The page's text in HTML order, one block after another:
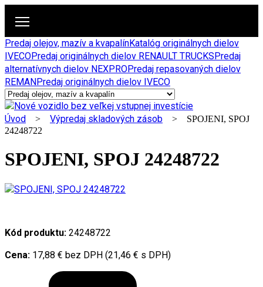
Predaj olejov, mazív a kvapalínKatalóg originálnych dielov
IVECOPredaj originálnych dielov RENAULT TRUCKSPredaj
alternatívnych dielov NEXPROPredaj repasovaných dielov
REMANPredaj originálnych dielov IVECO
Úvod > Výpredaj skladových zásob > SPOJENI, SPOJ
24248722
SPOJENI, SPOJ 24248722
Kód produktu: 24248722
Cena: 17,88 € bez DPH (21,46 € s DPH)